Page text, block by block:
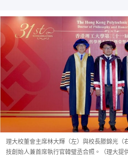
理大校董會主席林大輝（左）與校長滕錦光（
技創始人兼首席執行官韓璧丞合照。（理大提